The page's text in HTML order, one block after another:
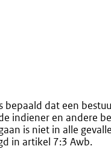
bepaald dat een
indiener en andere
is niet in alle
in artikel 7:3 Awb.